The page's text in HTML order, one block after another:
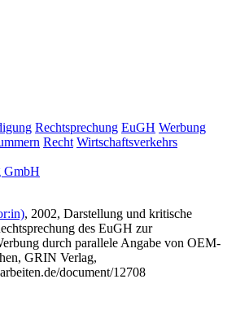
Rechtsprechung EuGH Werbung
Recht Wirtschaftsverkehrs
GmbH
, 2002, Darstellung und kritische
des EuGH zur
durch parallele Angabe von OEM-
GRIN Verlag,
document/12708